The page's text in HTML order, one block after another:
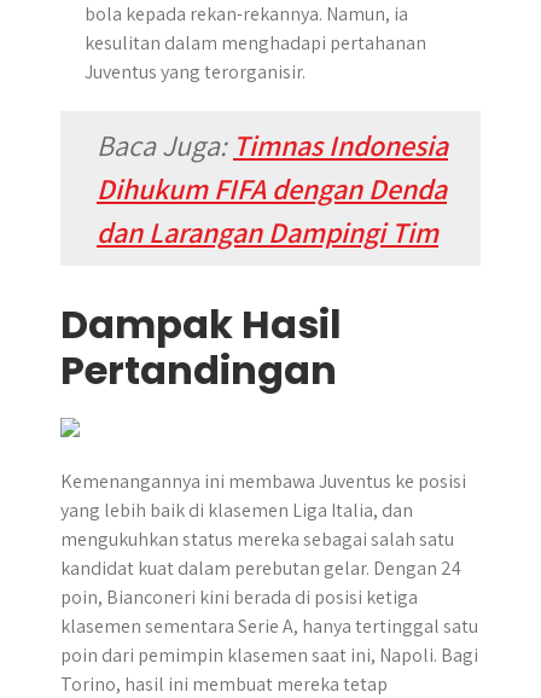
bola kepada rekan-rekannya. Namun, ia
kesulitan dalam menghadapi pertahanan
Juventus yang terorganisir.
Baca Juga: Timnas Indonesia
Dihukum FIFA dengan Denda
dan Larangan Dampingi Tim
Dampak Hasil
Pertandingan
Kemenangannya ini membawa Juventus ke posisi
yang lebih baik di klasemen Liga Italia, dan
mengukuhkan status mereka sebagai salah satu
kandidat kuat dalam perebutan gelar. Dengan 24
poin, Bianconeri kini berada di posisi ketiga
klasemen sementara Serie A, hanya tertinggal satu
poin dari pemimpin klasemen saat ini, Napoli. Bagi
Torino, hasil ini membuat mereka tetap